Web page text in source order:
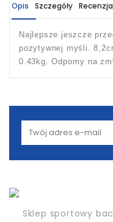
Opis Szczegóły Recenzja
Najlepsze jeszcze
pozytywnej myśli.
0.43kg. Odporny na
Sklep sportowy